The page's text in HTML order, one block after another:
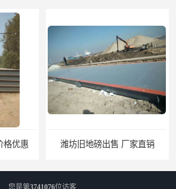
格优惠 潍坊旧地磅出售 厂家直销
您是第3741076位访客